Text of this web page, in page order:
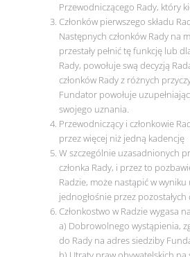
Przewodniczącego Rady, który
Członków pierwszego składu
Następnych członków Rady na
przestały pełnić tę funkcję lub
Rady, powołuje swą decyzją
członków Rady z różnych
Fundator powołuje
swojego uznania.
Przewodniczący i członkowie
przez więcej niż jedną kadencję
W szczególnie uzasadnionych
członka Rady, i przez to
Radzie, może nastąpić w wyniku
jednogłośnie przez pozostałych
Członkostwo w Radzie wygasa
a) Dobrowolnego wystąpienia,
do Rady na adres siedziby